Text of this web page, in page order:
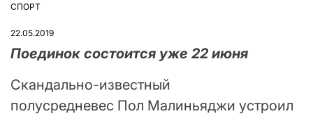
ОПУБЛІКУВАТИ
СПОРТ
22.05.2019
Поединок состоится уже 22 июня
Скандально-известный
полусредневес Пол Малиньяджи устроил